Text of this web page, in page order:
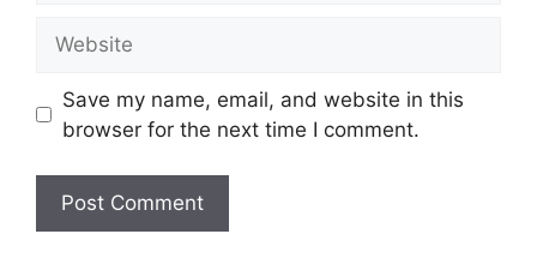
Save my name, email, and website in this
browser for the next time I comment.